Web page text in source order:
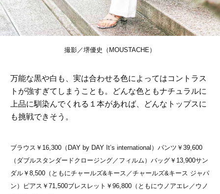
撮影／堺優史（MOUSTACHE）
万能な黒や白も、実は合わせる色によってはコントラス
トが強すぎてしまうことも。どんな色ともナチュラルに
上品に馴染んでくれる１本があれば、どんなトップスに
も挑戦できそう。
ブラウス￥16,300（DAY by DAY It’s international）パンツ￥39,600
（ダブルスタンダードクロージング／フィルム）バッグ￥13,900サン
ダル￥8,500（ともにチャールズ&キース／チャールズ&キース ジャパ
ン）ピアス￥71,500ブレスレット￥96,800（ともにウノアエレ／ウノ